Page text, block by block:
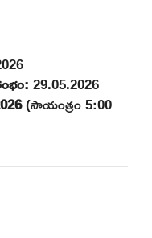
29.05.2026
(సాయంత్రం 5:00